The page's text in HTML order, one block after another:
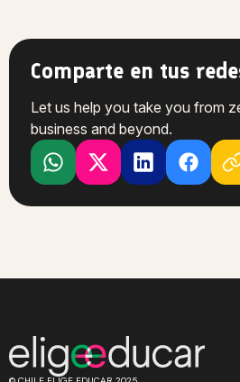
Comparte en tus
Let us help you take you from
business and beyond.